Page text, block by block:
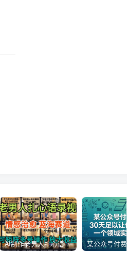
AI制作老男人扎心语录，5分钟一条，操作简单，流量非常大，保姆级教程